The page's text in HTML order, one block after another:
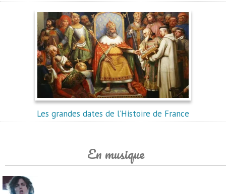
Les grandes dates de l’Histoire de France
En musique